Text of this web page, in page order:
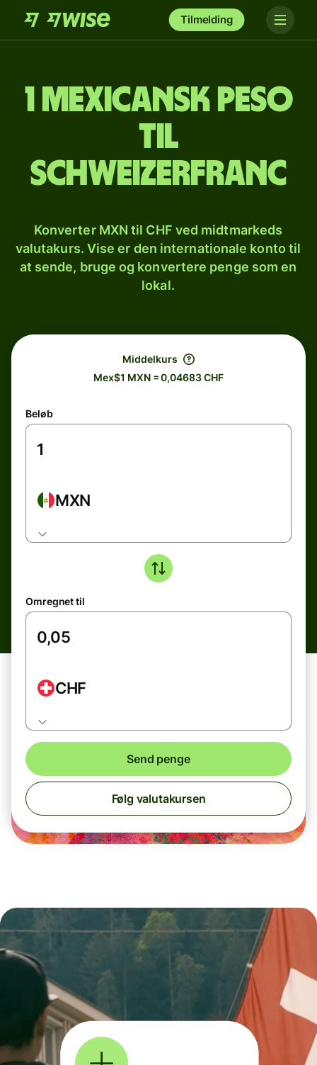
Tilmelding
1 mexicansk peso
til
schweizerfranc
Konverter MXN til CHF ved midtmarkeds
valutakurs. Vise er den internationale konto til
at sende, bruge og konvertere penge som en
lokal.
Middelkurs
Mex$1 MXN = 0,04683 CHF
Beløb
MXN
Omregnet til
CHF
Send penge
Følg valutakursen